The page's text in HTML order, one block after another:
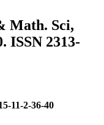
Math. Sci,
ISSN 2313-
11-2-36-40